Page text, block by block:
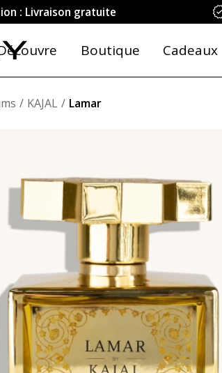
: Livraison gratuite
Boutique Cadeaux
KAJAL Lamar